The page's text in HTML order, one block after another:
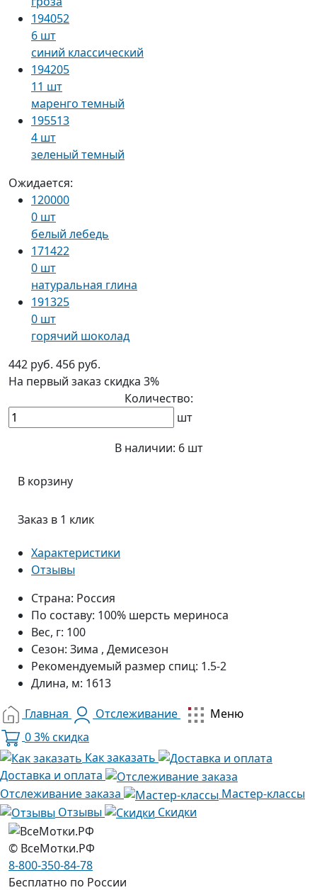
194052
6 шт
синий классический
194205
11 шт
маренго темный
195513
4 шт
зеленый темный
Ожидается:
120000
0 шт
белый лебедь
171422
0 шт
натуральная глина
191325
0 шт
горячий шоколад
442 руб. 456 руб.
На первый заказ скидка 3%
Количество:
шт
В наличии: 6 шт
В корзину
Заказ в 1 клик
Характеристики
Отзывы
Страна: Россия
По составу: 100% шерсть мериноса
Вес, г: 100
Сезон: Зима , Демисезон
Рекомендуемый размер спиц: 1.5-2
Длина, м: 1613
Главная
Отслеживание
Меню
03% скидка
Как заказать
Доставка и оплата
Отслеживание заказа
Мастер-классы
Отзывы
Скидки
© ВсеМотки.РФ
8-800-350-84-78
Бесплатно по России